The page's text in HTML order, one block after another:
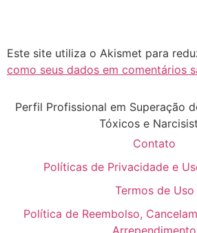
Este site utiliza o Akismet para
como seus dados em comentários
Perfil Profissional em Superação
Tóxicos e
Contato
Políticas de Privacidade e
Termos de Uso
Política de Reembolso,